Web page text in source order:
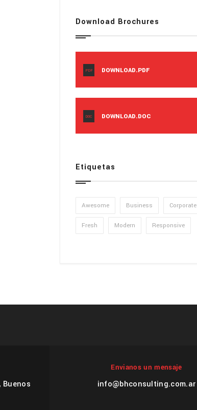
Download Brochures
PDF DOWNLOAD.PDF
DOC DOWNLOAD.DOC
Etiquetas
Awesome Business Corporate
Fresh Modern Responsive
Buenos
Envianos un mensaje
info@bhconsulting.com.ar